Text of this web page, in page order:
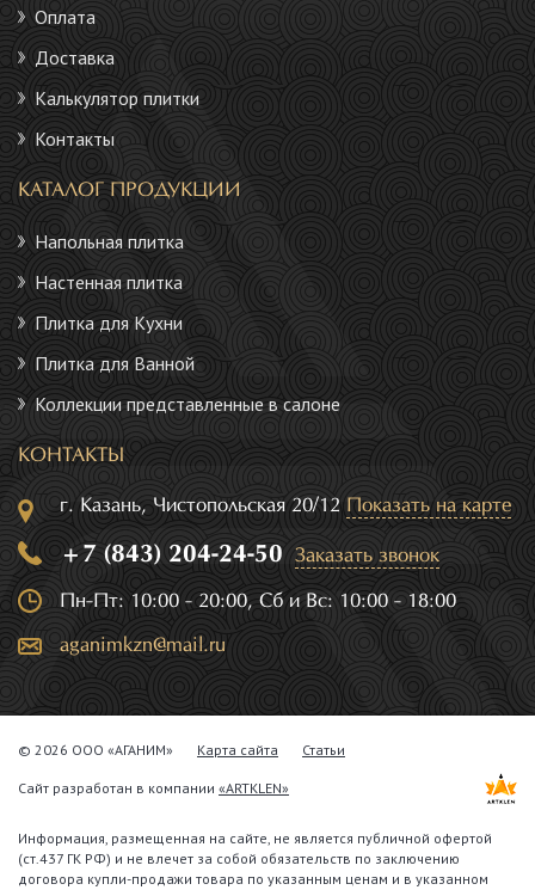
Оплата
Доставка
Калькулятор плитки
Контакты
КАТАЛОГ ПРОДУКЦИИ
Напольная плитка
Настенная плитка
Плитка для Кухни
Плитка для Ванной
Коллекции представленные в салоне
КОНТАКТЫ
г. Казань, Чистопольская 20/12 Показать на карте
+7 (843) 204-24-50 Заказать звонок
Пн-Пт: 10:00 - 20:00, Сб и Вс: 10:00 - 18:00
aganimkzn@mail.ru
© 2026 ООО «АГАНИМ» Карта сайта Статьи
Сайт разработан в компании «ARTKLEN»
Информация, размещенная на сайте, не является публичной офертой
(ст.437 ГК РФ) и не влечет за собой обязательств по заключению
договора купли-продажи товара по указанным ценам и в указанном